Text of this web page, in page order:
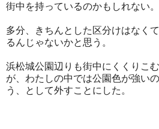
街中を持っているのかもしれない。
多分、きちんとした区分けはなく
るんじゃないかと思う。
浜松城公園辺りも街中にくくりこ
が、わたしの中では公園色が強い
う、として外すことにした。